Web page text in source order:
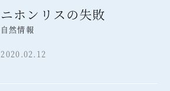
ニホンリスの失敗
自然情報
2020.02.12